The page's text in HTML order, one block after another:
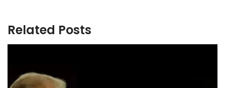
Related Posts